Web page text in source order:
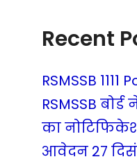
Recent
RSMSSB
RSMSSB बोर्ड
का
आवेदन 27